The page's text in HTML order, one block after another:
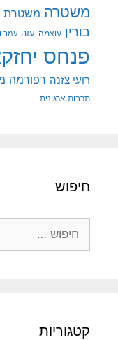
משטרה משטרת
בורין עוצמה עזה עמר
פנחס
רועי צזנה רפורמה
תרבות ארגונית
חיפוש
קטגוריות